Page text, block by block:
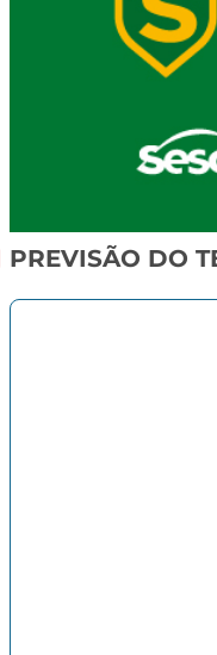
PREVISÃO DO